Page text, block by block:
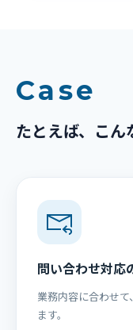
Case
たとえば、こん
問い合わせ対応
業務内容に合わせ
ます。